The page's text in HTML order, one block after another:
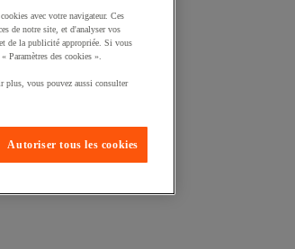
avec votre navigateur. Ces
de notre site, et d'analyser vos
de la publicité appropriée. Si vous
Paramètres des cookies ».
plus, vous pouvez aussi consulter
Autoriser tous les cookies